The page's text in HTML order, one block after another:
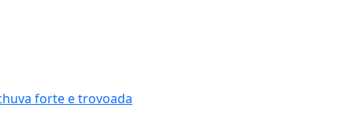
forte e trovoada